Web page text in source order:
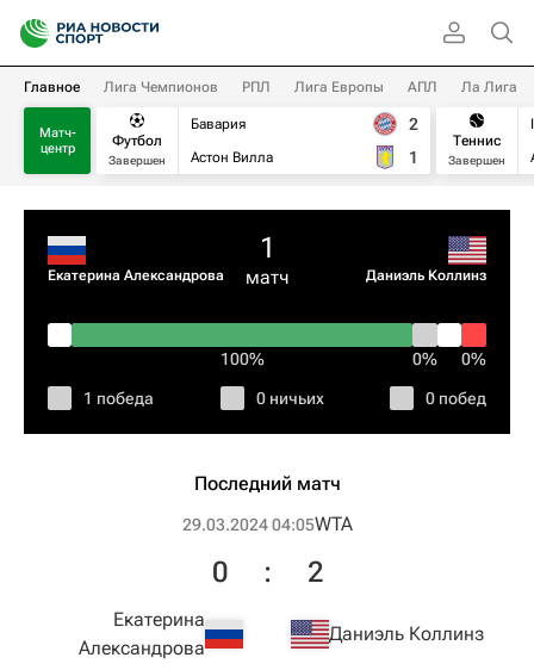
Главное Лига Чемпионов РПЛ Лига Европы АПЛ Ла Лига
Матч-
центр
Футбол
Завершен
Бавария
Астон Вилла
2
1
Теннис
Завершен
Екатерина Александрова
1
матч Даниэль Коллинз
100% 0% 0%
1 победа 0 ничьих 0 побед
Последний матч
29.03.2024 04:05WTA
Екатерина
Александрова
0 : 2
Даниэль Коллинз